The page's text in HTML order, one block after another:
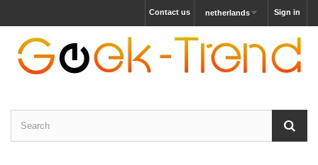
Sign in
netherlands
Contact us